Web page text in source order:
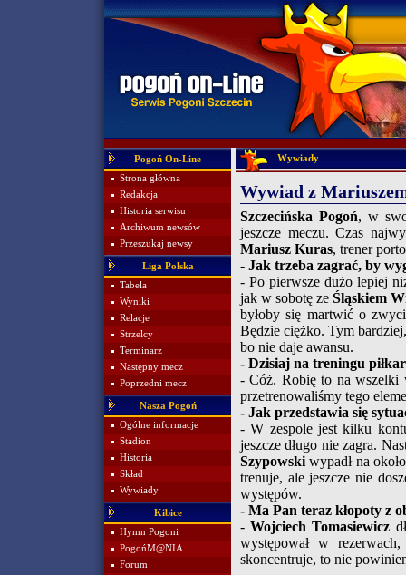
Pogoń On-Line
Strona główna
Redakcja
Historia serwisu
Archiwum newsów
Przeszukaj newsy
Liga Polska
Tabela
Wyniki
Relacje
Strzelcy
Terminarz
Następny mecz
Poprzedni mecz
Nasza Pogoń
Ogólne informacje
Stadion
Historia
Skład
Wywiady
Kibice
Hymn Pogoni
PogońM@NIA
Forum
Wywiady
Wywiad z
Szczecińska Pogoń, w
jeszcze meczu. Czas
Mariusz Kuras, trener
- Jak trzeba zagrać, by
- Po pierwsze dużo lepiej
jak w sobotę zeŚląskiem
byłoby się martwić o
Będzie ciężko. Tym
bo nie daje awansu.
- Dzisiaj na treningu
- Cóż. Robię to na wszelki
przetrenowaliśmy tego
- Jak przedstawia się
- W zespole jest kilku
jeszcze długo nie zagra.
Szypowski wypadł na
trenuje, ale jeszcze nie
występów.
- Ma Pan teraz kłopoty z
-Wojciech Tomasiewicz
występował w
skoncentruje, to nie